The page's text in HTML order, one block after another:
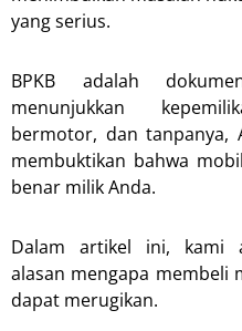
yang serius.
BPKB adalah
menunjukkan
bermotor, dan tanpanya,
membuktikan bahwa
benar milik Anda.
Dalam artikel ini, kami
alasan mengapa membeli
dapat merugikan.